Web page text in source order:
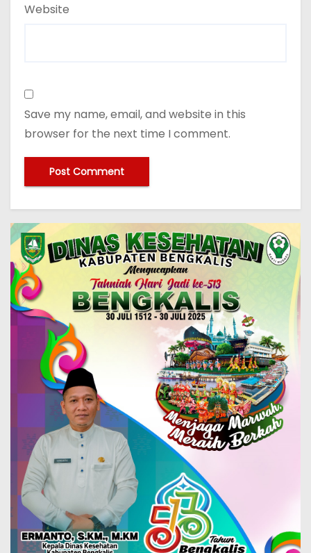
Website
Save my name, email, and website in this
browser for the next time I comment.